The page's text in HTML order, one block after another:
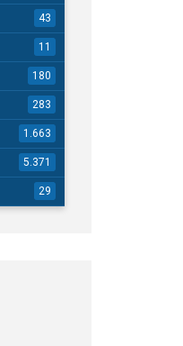
43
11
180
283
1.663
5.371
29